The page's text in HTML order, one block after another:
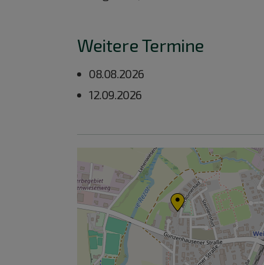
Weitere Termine
08.08.2026
12.09.2026